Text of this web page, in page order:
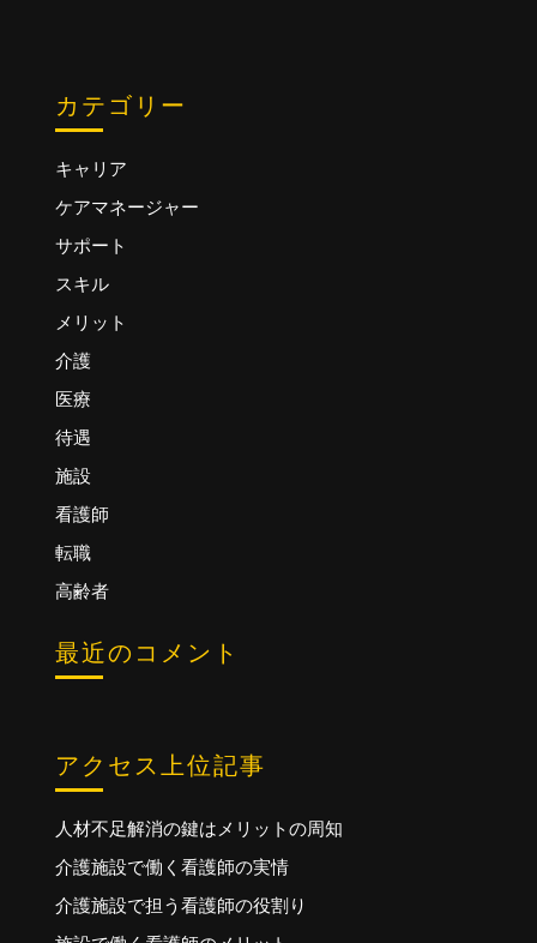
カテゴリー
キャリア
ケアマネージャー
サポート
スキル
メリット
介護
医療
待遇
施設
看護師
転職
高齢者
最近のコメント
アクセス上位記事
人材不足解消の鍵はメリットの周知
介護施設で働く看護師の実情
介護施設で担う看護師の役割り